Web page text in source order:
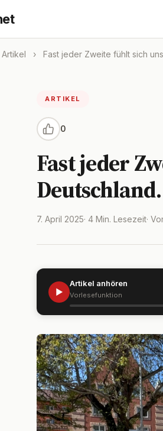
Artikel › Fast jeder Zweite fühlt sich
ARTIKEL
0
Fast jeder
Deutschland.
7. April 2025· 4 Min. Lesezeit·
▶
Artikel anhören
Vorlesefunktion